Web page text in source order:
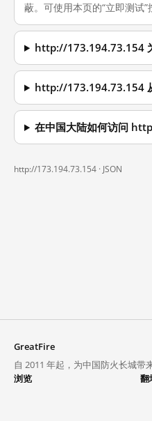
蔽。可使用本页的“立即测试”
http://173.194.73.154
http://173.194.73.154
在中国大陆如何访问
http://173.194.73.154 · JSON
GreatFire
自 2011 年起，为中国防火长城带
浏览
翻